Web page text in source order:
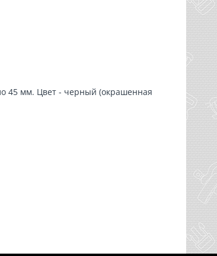
45 мм. Цвет - черный (окрашенная